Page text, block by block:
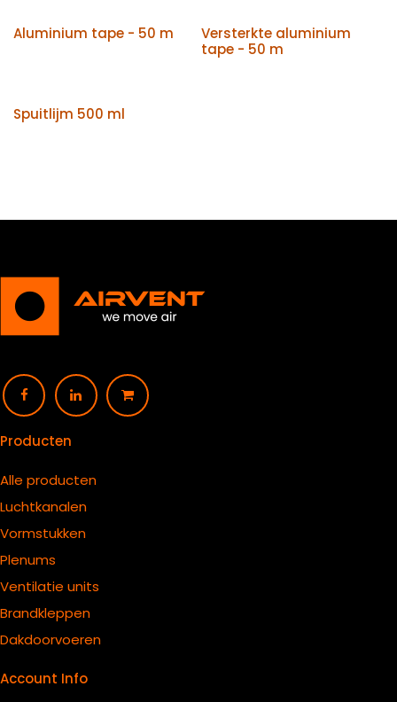
Aluminium tape - 50 m
Versterkte aluminium
tape - 50 m
Spuitlijm 500 ml
Producten
Alle producten
Luchtkanalen
Vormstukken
Plenums
Ventilatie units
Brandkleppen
Dakdoorvoeren
Account Info